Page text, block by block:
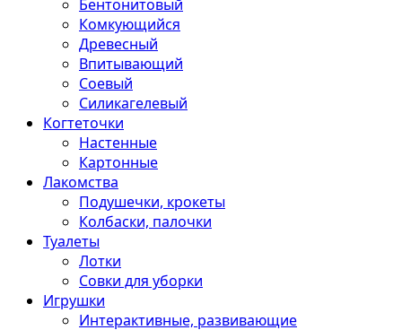
Бентонитовый
Комкующийся
Древесный
Впитывающий
Соевый
Силикагелевый
Когтеточки
Настенные
Картонные
Лакомства
Подушечки, крокеты
Колбаски, палочки
Туалеты
Лотки
Совки для уборки
Игрушки
Интерактивные, развивающие